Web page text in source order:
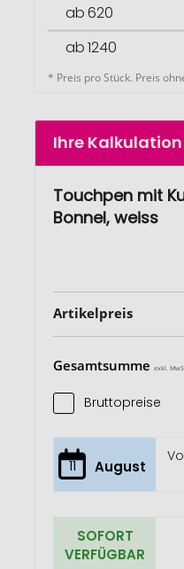
ab 620
ab 1240
* Preis pro Stück. Preis
Ihre Kalkulation
Touchpen mit
Bonnel, weiss
Artikelpreis
Gesamtsumme exkl.
Bruttopreise
11 August
SOFORT
VERFÜGBAR